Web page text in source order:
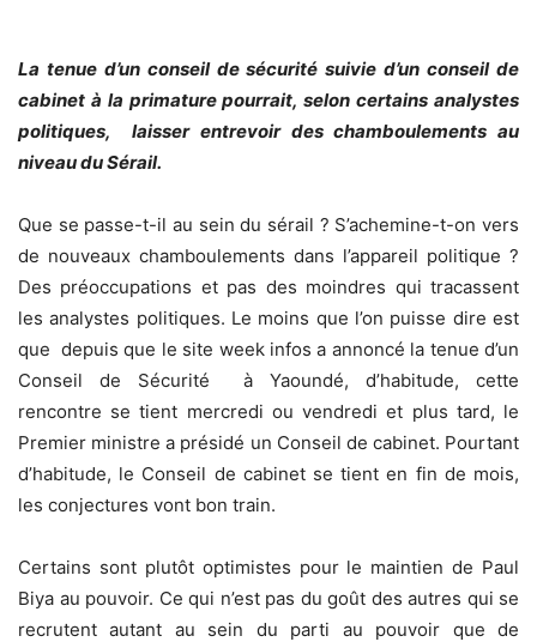
La tenue d’un conseil de sécurité suivie d’un conseil de
cabinet à la primature pourrait, selon certains analystes
politiques, laisser entrevoir des chamboulements au
niveau du Sérail.
Que se passe-t-il au sein du sérail ? S’achemine-t-on vers
de nouveaux chamboulements dans l’appareil politique ?
Des préoccupations et pas des moindres qui tracassent
les analystes politiques. Le moins que l’on puisse dire est
que depuis que le site week infos a annoncé la tenue d’un
Conseil de Sécurité à Yaoundé, d’habitude, cette
rencontre se tient mercredi ou vendredi et plus tard, le
Premier ministre a présidé un Conseil de cabinet. Pourtant
d’habitude, le Conseil de cabinet se tient en fin de mois,
les conjectures vont bon train.
Certains sont plutôt optimistes pour le maintien de Paul
Biya au pouvoir. Ce qui n’est pas du goût des autres qui se
recrutent autant au sein du parti au pouvoir que de